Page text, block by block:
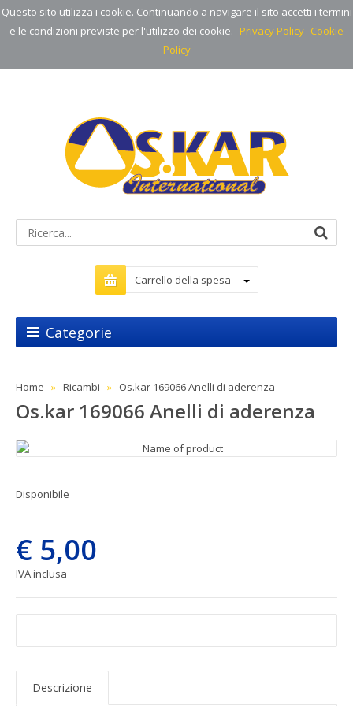
Questo sito utilizza i cookie. Continuando a navigare il sito accetti i termini
e le condizioni previste per l'utilizzo dei cookie. Privacy Policy Cookie
Policy
Carrello della spesa -
Categorie
Home Ricambi Os.kar 169066 Anelli di aderenza
Os.kar 169066 Anelli di aderenza
Disponibile
€ 5,00
IVA inclusa
Descrizione